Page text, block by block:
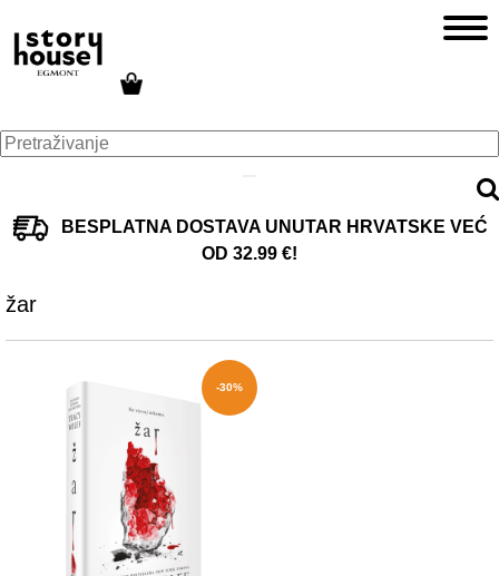
BESPLATNA DOSTAVA UNUTAR HRVATSKE VEĆ
OD 32.99 €!
žar
-30%